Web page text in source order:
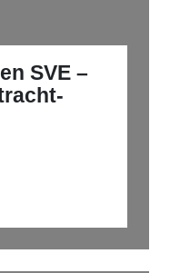
SVE –